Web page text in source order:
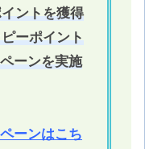
ントを獲得
ーポイント
ーンを実施
ーンはこち